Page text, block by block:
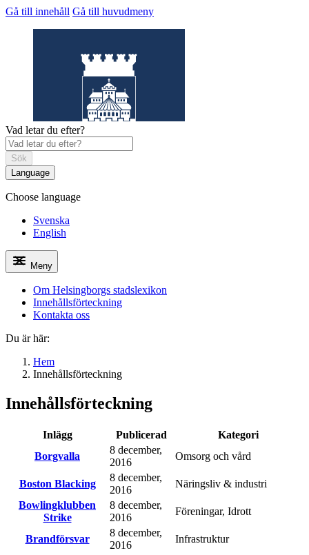
Gå till innehåll Gå till huvudmeny
Helsingborgs stadslexikon
Vad letar du efter?
Sök
Language
Choose language
Svenska
English
Meny
Om Helsingborgs stadslexikon
Innehållsförteckning
Kontakta oss
Du är här:
Hem
Innehållsförteckning
Innehållsförteckning
Inlägg Publicerad
Kategori
Borgvalla
8 december,
2016
Omsorg och vård
Boston Blacking
8 december,
2016
Näringsliv & industri
Bowlingklubben
Strike
8 december,
2016
Föreningar, Idrott
Brandförsvar
8 december,
2016
Infrastruktur